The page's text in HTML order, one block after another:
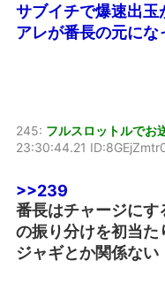
サブイチで爆速出玉
アレが番長の元にな
245: フルスロットルでお
23:30:44.21
>>239
番長はチャージに
の振り分けを初当た
ジャギとか関係ない